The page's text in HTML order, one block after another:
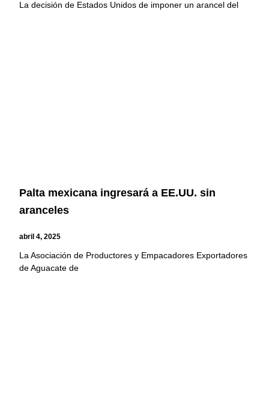
La decisión de Estados Unidos de imponer un arancel del
Palta mexicana ingresará a EE.UU. sin
aranceles
abril 4, 2025
La Asociación de Productores y Empacadores Exportadores
de Aguacate de